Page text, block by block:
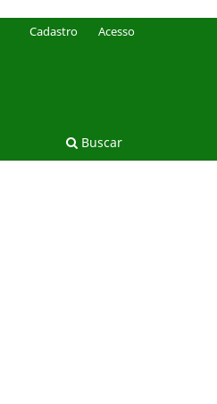
Buscar
Cadastro Acesso